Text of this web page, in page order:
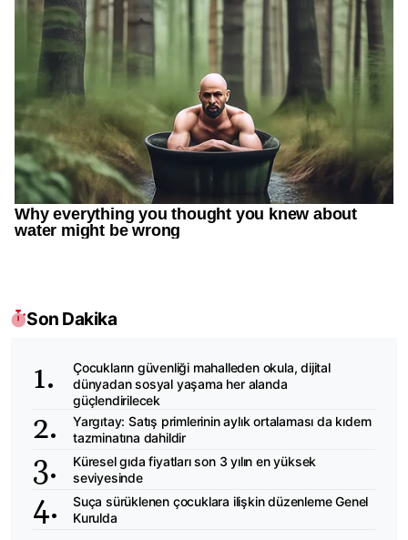
Son Dakika
Çocukların güvenliği mahalleden okula, dijital
dünyadan sosyal yaşama her alanda
güçlendirilecek
Yargıtay: Satış primlerinin aylık ortalaması da kıdem
tazminatına dahildir
Küresel gıda fiyatları son 3 yılın en yüksek
seviyesinde
Suça sürüklenen çocuklara ilişkin düzenleme Genel
Kurulda